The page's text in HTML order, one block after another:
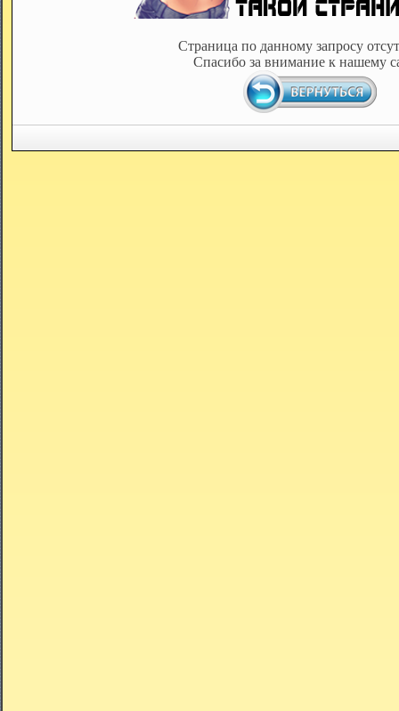
Страница по данному запросу
Спасибо за внимание к нашему